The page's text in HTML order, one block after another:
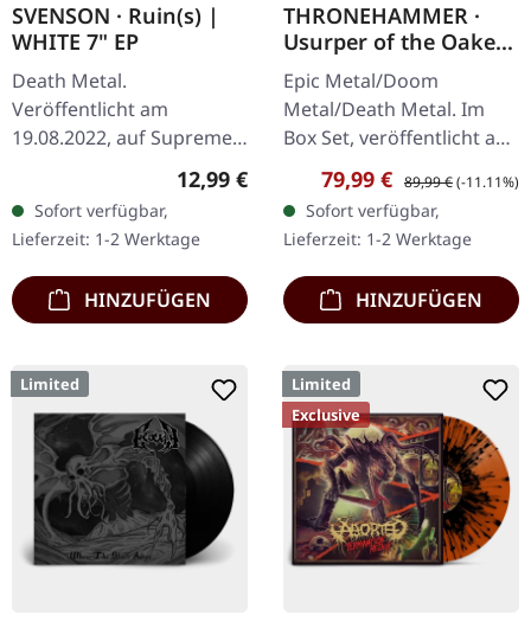
SVENSON · Ruin(s) |
WHITE 7" EP
Death Metal.
Veröffentlicht am
19.08.2022, auf Supreme
Chaos Records. Weiße 7"-
Vinyl-Single mit Memorial-
Etching auf der B-Seite,
limitiert auf 200…
Regulärer Preis:
12,99 €
Sofort verfügbar,
Lieferzeit: 1-2 Werktage
HINZUFÜGEN
THRONEHAMMER ·
Usurper of the Oaken
Throne | WOODEN LP
BOX SET
Epic Metal/Doom
Metal/Death Metal. Im
Box Set, veröffentlicht am
08.03.2024, auf Supreme
Chaos Records. Ultra
schwere, handgearbeitete
Holzbox mit…
Verkaufspreis:
79,99 € Regulärer Preis:
89,99 €(-11.11%)
Sofort verfügbar,
Lieferzeit: 1-2 Werktage
HINZUFÜGEN
Limited
Limited
Exclusive